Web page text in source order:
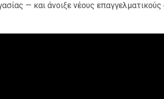
— και άνοιξε νέους